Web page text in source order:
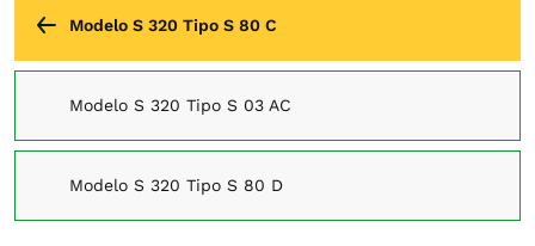
Modelo S 320 Tipo S 80 C
Modelo S 320 Tipo S 03 AC
Modelo S 320 Tipo S 80 D